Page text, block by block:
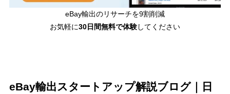
eBay輸出のリサーチを9割削減
お気軽に30日間無料で体験してください
eBay輸出スタートアップ解説ブログ｜日